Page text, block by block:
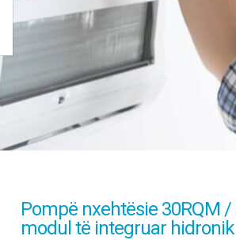
Pompë nxehtësie 30RQM
modul të integruar hidronik